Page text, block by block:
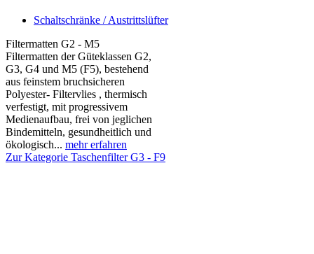
Schaltschränke / Austrittslüfter
Filtermatten G2 - M5
Filtermatten der Güteklassen G2,
G3, G4 und M5 (F5), bestehend
aus feinstem bruchsicheren
Polyester- Filtervlies , thermisch
verfestigt, mit progressivem
Medienaufbau, frei von jeglichen
Bindemitteln, gesundheitlich und
ökologisch... mehr erfahren
Zur Kategorie Taschenfilter G3 - F9